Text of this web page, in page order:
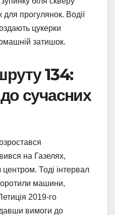
прогулянок. Водії
цукерки
затишок.
134:
сучасних
на Газелях,
Тоді інтервал
машини,
2019-го
вимоги до